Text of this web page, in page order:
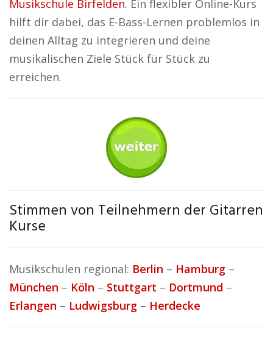
Musikschule Birfelden. Ein flexibler Online-Kurs
hilft dir dabei, das E-Bass-Lernen problemlos in
deinen Alltag zu integrieren und deine
musikalischen Ziele Stück für Stück zu
erreichen.
Stimmen von Teilnehmern der Gitarren
Kurse
Musikschulen regional: Berlin – Hamburg –
München – Köln – Stuttgart – Dortmund –
Erlangen – Ludwigsburg – Herdecke